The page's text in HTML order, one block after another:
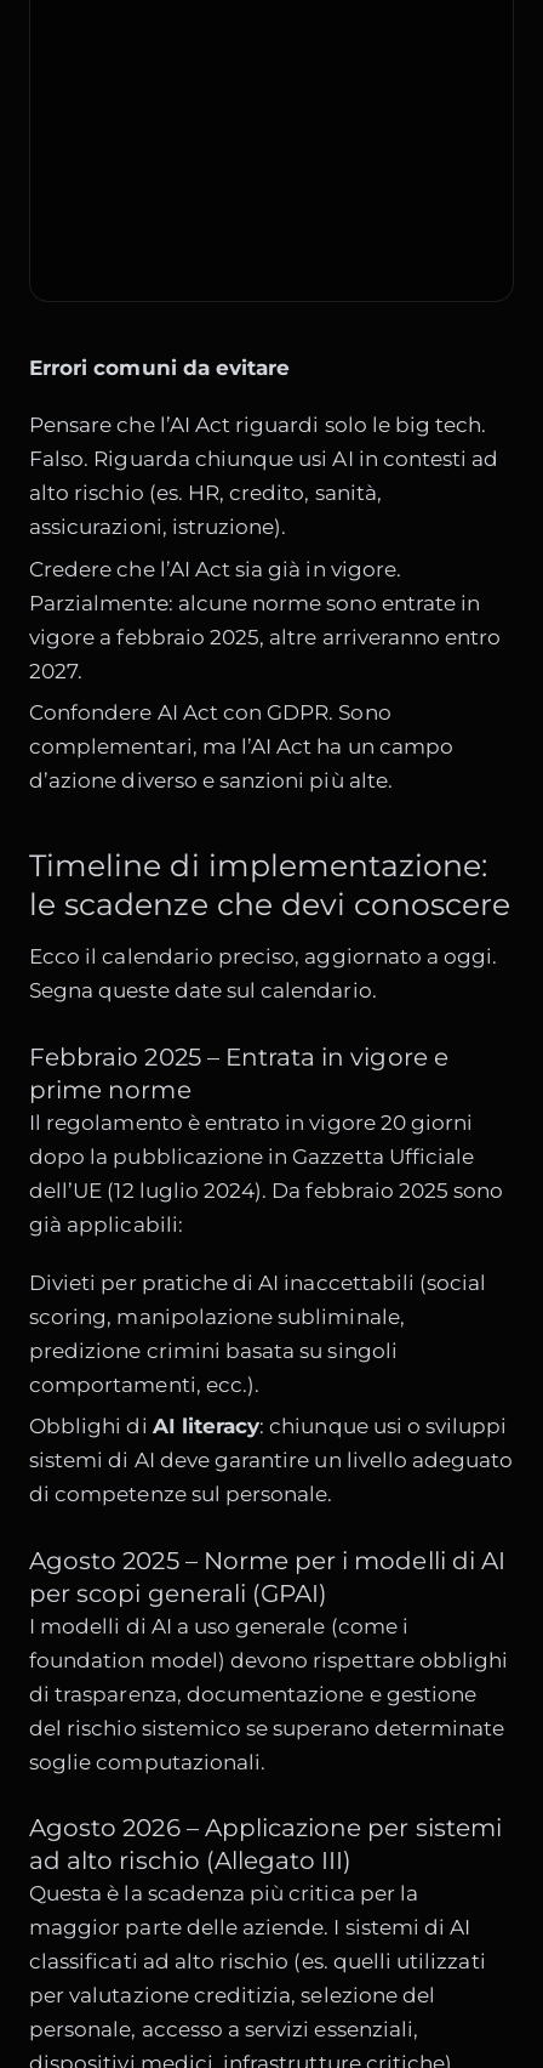
Errori comuni da evitare
Pensare che l’AI Act riguardi solo le big tech.
Falso. Riguarda chiunque usi AI in contesti ad
alto rischio (es. HR, credito, sanità,
assicurazioni, istruzione).
Credere che l’AI Act sia già in vigore.
Parzialmente: alcune norme sono entrate in
vigore a febbraio 2025, altre arriveranno entro
2027.
Confondere AI Act con GDPR. Sono
complementari, ma l’AI Act ha un campo
d’azione diverso e sanzioni più alte.
Timeline di implementazione:
le scadenze che devi conoscere
Ecco il calendario preciso, aggiornato a oggi.
Segna queste date sul calendario.
Febbraio 2025 – Entrata in vigore e
prime norme
Il regolamento è entrato in vigore 20 giorni
dopo la pubblicazione in Gazzetta Ufficiale
dell’UE (12 luglio 2024). Da febbraio 2025 sono
già applicabili:
Divieti per pratiche di AI inaccettabili (social
scoring, manipolazione subliminale,
predizione crimini basata su singoli
comportamenti, ecc.).
Obblighi di AI literacy: chiunque usi o sviluppi
sistemi di AI deve garantire un livello adeguato
di competenze sul personale.
Agosto 2025 – Norme per i modelli di AI
per scopi generali (GPAI)
I modelli di AI a uso generale (come i
foundation model) devono rispettare obblighi
di trasparenza, documentazione e gestione
del rischio sistemico se superano determinate
soglie computazionali.
Agosto 2026 – Applicazione per sistemi
ad alto rischio (Allegato III)
Questa è la scadenza più critica per la
maggior parte delle aziende. I sistemi di AI
classificati ad alto rischio (es. quelli utilizzati
per valutazione creditizia, selezione del
personale, accesso a servizi essenziali,